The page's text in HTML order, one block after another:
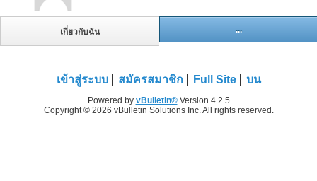
เกี่ยวกับฉัน ...
เข้าสู่ระบบ สมัครสมาชิก Full Site บน
Powered by vBulletin®Version 4.2.5
Copyright © 2026 vBulletin Solutions Inc. All rights reserved.